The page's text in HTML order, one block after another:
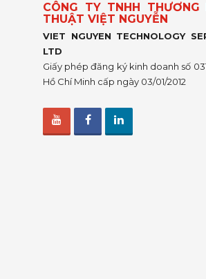
CÔNG TY TNHH
THUẬT VIỆT NGUYỄN
VIET NGUYEN TECHNOLOGY
LTD
Giấy phép đăng ký kinh doanh số
Hồ Chí Minh cấp ngày 03/01/2012